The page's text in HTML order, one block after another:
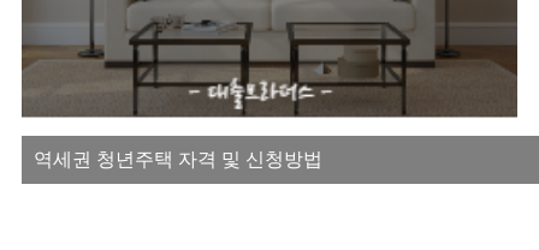
역세권 청년주택 자격 및 신청방법